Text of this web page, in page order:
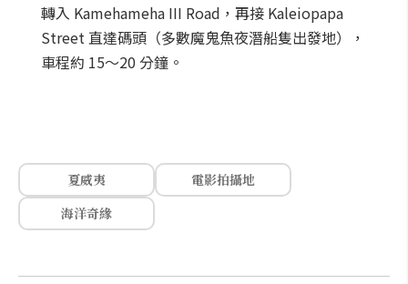
轉入 Kamehameha III Road，再接 Kaleiopapa
Street 直達碼頭（多數魔鬼魚夜潛船隻出發地），
車程約 15～20 分鐘。
夏威夷
電影拍攝地
海洋奇緣